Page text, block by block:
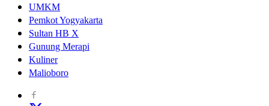
UMKM
Pemkot Yogyakarta
Sultan HB X
Gunung Merapi
Kuliner
Malioboro